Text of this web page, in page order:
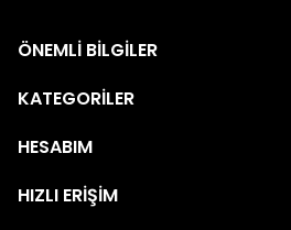
ÖNEMLİ BİLGİLER
KATEGORİLER
HESABIM
HIZLI ERİŞİM